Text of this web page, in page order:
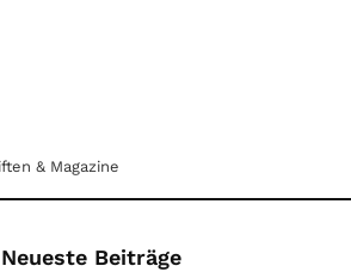
& Magazine
Neueste Beiträge